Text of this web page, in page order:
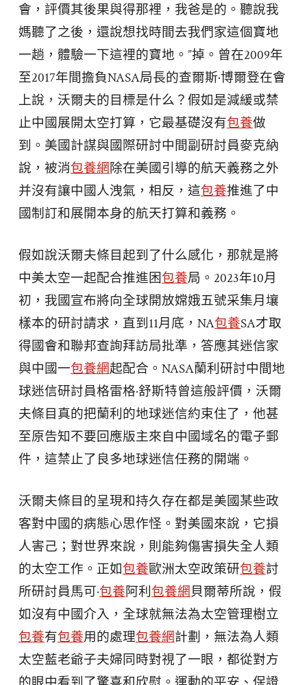
會，評價其後果與得那裡，我爸是的。聽說我
媽聽了之後，還說想找時間去我們家這個寶地
一趟，體驗一下這裡的寶地。”掉。曾在2009年
至2017年間擔負NASA局長的查爾斯·博爾登在會
上說，沃爾夫的目標是什么？假如是減緩或禁
止中國展開太空打算，它最基礎沒有包養做
到。美國計謀與國際研討中間副研討員麥克納
說，被消包養網除在美國引導的航天義務之外
并沒有讓中國人洩氣，相反，這包養推進了中
國制訂和展開本身的航天打算和義務。
假如說沃爾夫條目起到了什么感化，那就是將
中美太空一起配合推進困包養局。2023年10月
初，我國宣布將向全球開放嫦娥五號采集月壤
樣本的研討請求，直到11月底，NA包養SA才取
得國會和聯邦查詢拜訪局批準，答應其迷信家
與中國一包養網起配合。NASA蘭利研討中間地
球迷信研討員格雷格·舒斯特曾這般評價，沃爾
夫條目真的把蘭利的地球迷信約束住了，他甚
至原告知不要回應版主來自中國域名的電子郵
件，這禁止了良多地球迷信任務的開端。
沃爾夫條目的呈現和持久存在都是美國某些政
客對中國的病態心思作怪。對美國來說，它損
人害己；對世界來說，則能夠傷害損失全人類
的太空工作。正如包養歐洲太空政策研包養討
所研討員馬可·包養阿利包養網貝爾蒂所說，假
如沒有中國介入，全球就無法為太空管理樹立
包養有包養用的處理包養網計劃，無法為人類
太空藍老爺子夫婦同時對視了一眼，都從對方